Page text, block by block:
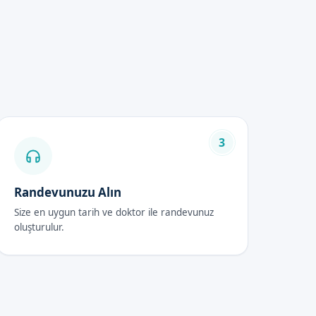
sünnet bölgesini temiz
3
Randevunuzu Alın
Size en uygun tarih ve doktor ile randevunuz
oluşturulur.